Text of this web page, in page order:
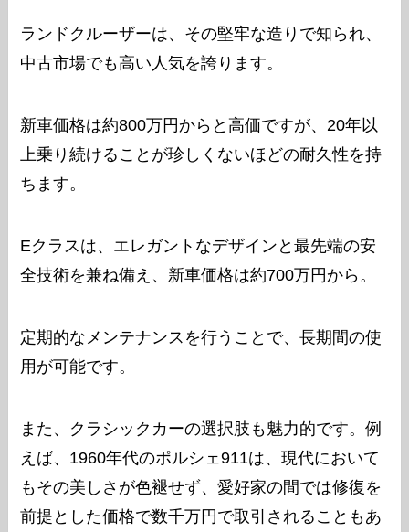
ランドクルーザーは、その堅牢な造りで知られ、
中古市場でも高い人気を誇ります。
新車価格は約800万円からと高価ですが、20年以
上乗り続けることが珍しくないほどの耐久性を持
ちます。
Eクラスは、エレガントなデザインと最先端の安
全技術を兼ね備え、新車価格は約700万円から。
定期的なメンテナンスを行うことで、長期間の使
用が可能です。
また、クラシックカーの選択肢も魅力的です。例
えば、1960年代のポルシェ911は、現代において
もその美しさが色褪せず、愛好家の間では修復を
前提とした価格で数千万円で取引されることもあ